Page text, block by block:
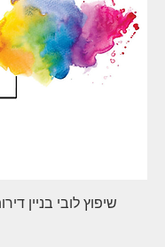
שיפוץ לובי בניין